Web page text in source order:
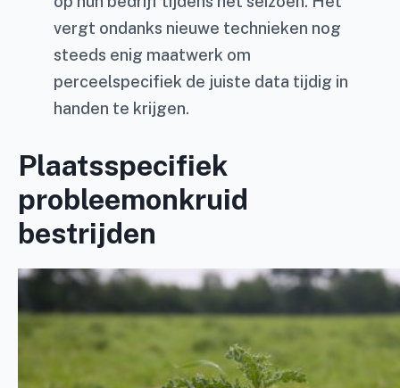
vergt ondanks nieuwe technieken nog
steeds enig maatwerk om
perceelspecifiek de juiste data tijdig in
handen te krijgen.
Plaatsspecifiek
probleemonkruid
bestrijden